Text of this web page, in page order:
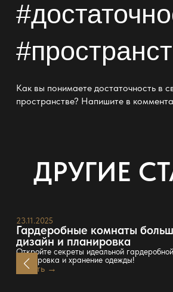
Как вы понимаете достаточность в
пространстве? Напишите в
ДРУГИЕ
23.11.2025
Гардеробные комнаты
дизайн и планировка
Откройте секреты идеальной
планировка и хранение одежды!
Читать →